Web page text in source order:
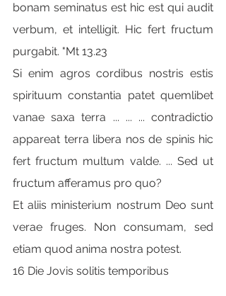
bonam seminatus est hic est qui audit
verbum, et intelligit. Hic fert fructum
purgabit. "Mt 13.23
Si enim agros cordibus nostris estis
spirituum constantia patet quemlibet
vanae saxa terra ... ... ... contradictio
appareat terra libera nos de spinis hic
fert fructum multum valde. ... Sed ut
fructum afferamus pro quo?
Et aliis ministerium nostrum Deo sunt
verae fruges. Non consumam, sed
etiam quod anima nostra potest.
16 Die Jovis solitis temporibus